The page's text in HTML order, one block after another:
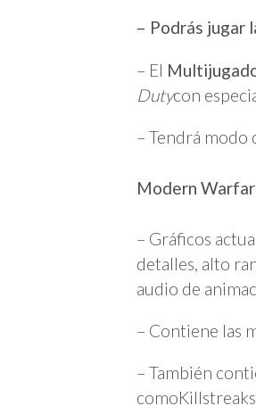
– Podrás jugar
– El
Dutycon
– Tendrá modo
Modern
– Gráficos
detalles, alto
audio de
– Contiene las
– También